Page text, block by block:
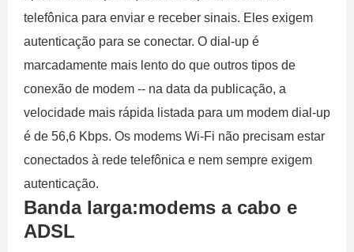
telefônica para enviar e receber sinais. Eles exigem
autenticação para se conectar. O dial-up é
marcadamente mais lento do que outros tipos de
conexão de modem -- na data da publicação, a
velocidade mais rápida listada para um modem dial-up
é de 56,6 Kbps. Os modems Wi-Fi não precisam estar
conectados à rede telefônica e nem sempre exigem
autenticação.
Banda larga:modems a cabo e
ADSL